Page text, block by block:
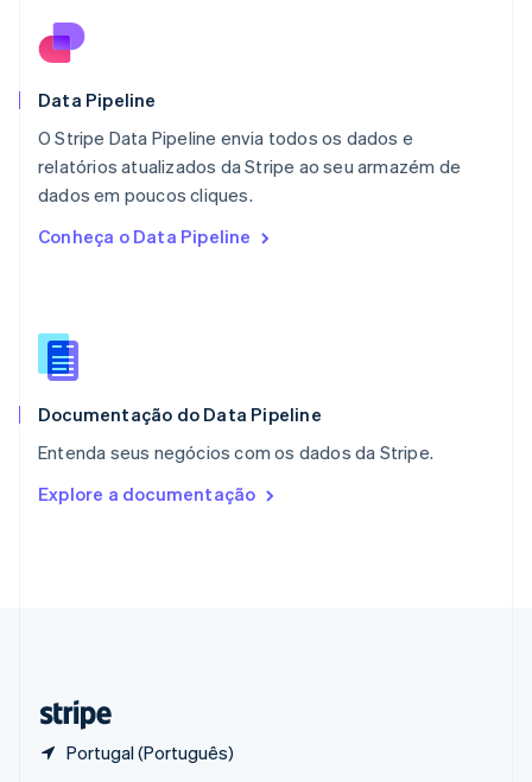
Data Pipeline
O Stripe Data Pipeline envia todos os dados e
relatórios atualizados da Stripe ao seu armazém de
dados em poucos cliques.
Conheça o Data Pipeline
Documentação do Data Pipeline
Entenda seus negócios com os dados da Stripe.
Explore a documentação
Portugal (Português)
English
México
Noruega
English
Nova Zelândia
English
Países Baixos
Nederlands
Polônia
RAE de Hong Kong, China
English
Reino Unido
English
English
English